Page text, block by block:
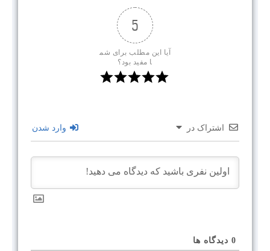
5
آیا این مطلب برای شم
ا مفید بود؟
اشتراک در وارد شدن
0 دیدگاه ها